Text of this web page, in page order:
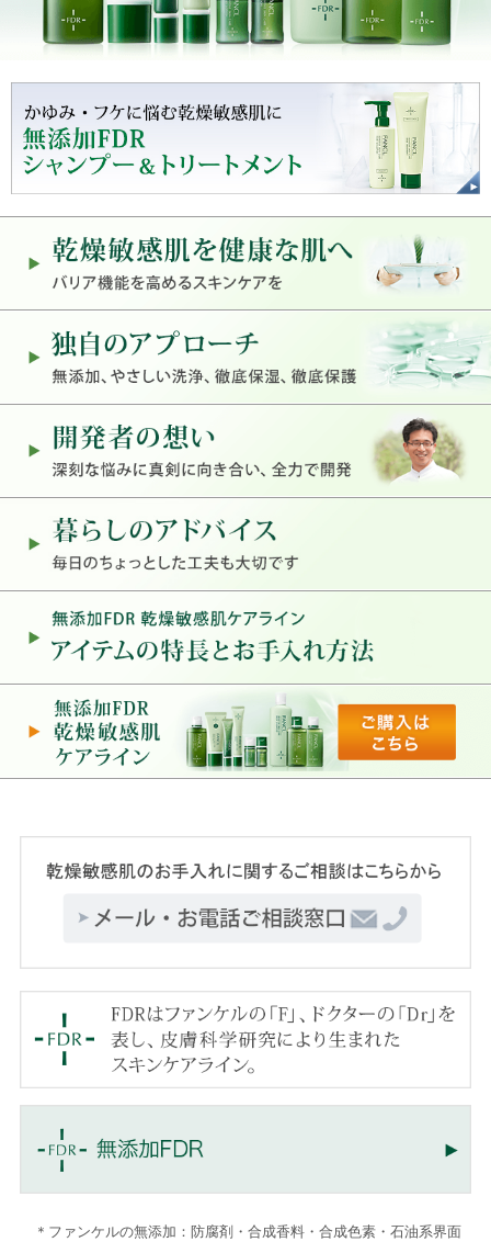
＊ファンケルの無添加：防腐剤・合成香料・合成色素・石油系界面